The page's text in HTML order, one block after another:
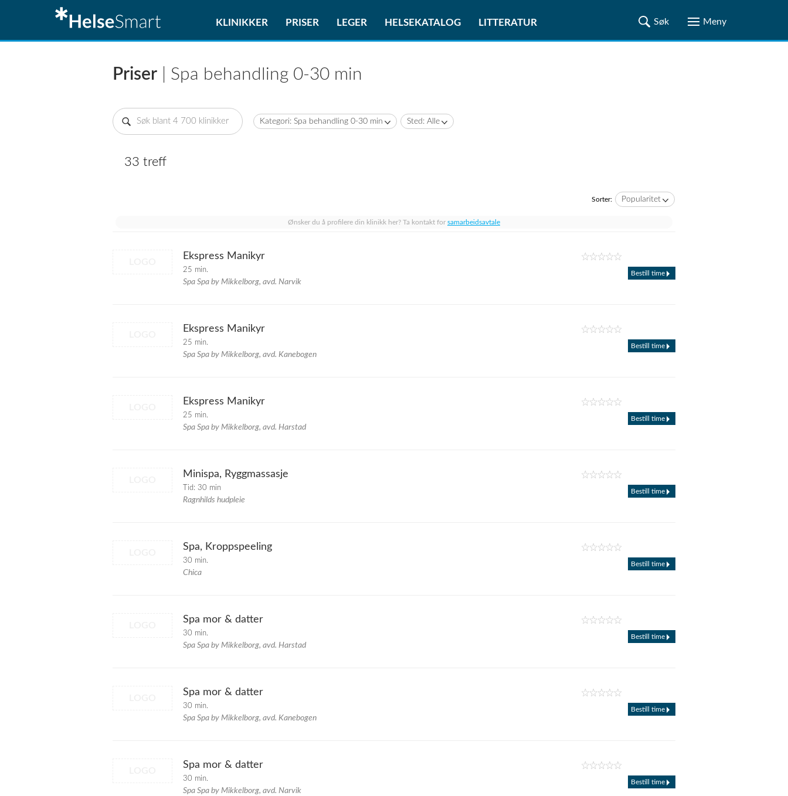
KLINIKKER PRISER LEGER HELSEKATALOG LITTERATUR
Priser | Spa behandling 0-30 min
Kategori: Spa behandling 0-30 min Sted: Alle
33 treff
Sorter: Popularitet
Ønsker du å profilere din klinikk her? Ta kontakt for samarbeidsavtale
Ekspress Manikyr
25 min.
Spa Spa by Mikkelborg, avd. Narvik
Bestill time
Ekspress Manikyr
25 min.
Spa Spa by Mikkelborg, avd. Kanebogen
Bestill time
Ekspress Manikyr
25 min.
Spa Spa by Mikkelborg, avd. Harstad
Bestill time
Minispa, Ryggmassasje
Tid: 30 min
Ragnhilds hudpleie
Bestill time
Spa, Kroppspeeling
30 min.
Chica
Bestill time
Spa mor & datter
30 min.
Spa Spa by Mikkelborg, avd. Harstad
Bestill time
Spa mor & datter
30 min.
Spa Spa by Mikkelborg, avd. Kanebogen
Bestill time
Spa mor & datter
30 min.
Spa Spa by Mikkelborg, avd. Narvik
Bestill time